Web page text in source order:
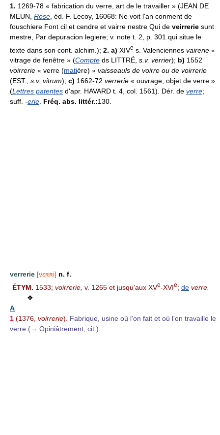
1. 1269-78 « fabrication du verre, art de le travailler » (JEAN DE
MEUN, Rose , éd. F. Lecoy, 16068: Ne voit l'an conment de
fouschiere Font cil et cendre et vairre nestre Qui de veirrerie sunt
mestre, Par depuracion legiere; v. note t. 2, p. 301 qui situe le
texte dans son cont. alchim.); 2. a) XIVe s. Valenciennes vairerie «
vitrage de fenêtre » (Compte ds LITTRÉ, s.v. verrier); b) 1552
voirrerie « verre (matière) » vaisseauls de voirre ou de voirrerie
(EST., s.v. vitrum); c) 1662-72 verrerie « ouvrage, objet de verre »
(Lettres patentes d'apr. HAVARD t. 4, col. 1561). Dér. de verre;
suff. -erie. Fréq. abs. littér.:130.
verrerie [vɛʀʀi] n. f.
ÉTYM. 1533; voirrerie, v. 1265 et jusqu'aux XVe-XVIe; de verre.
❖
A
1 (1376, voirrerie).
Fabrique, usine où l'on fait et où l'on travaille le
verre (→ Opiniâtrement, cit.).